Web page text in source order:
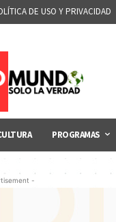
DE USO Y PRIVACIDAD
PROGRAMAS
-